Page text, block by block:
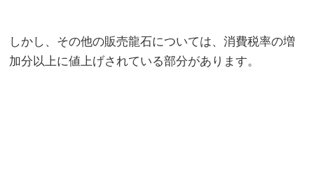
しかし、その他の販売龍石については、消費税率の増
加分以上に値上げされている部分があります。